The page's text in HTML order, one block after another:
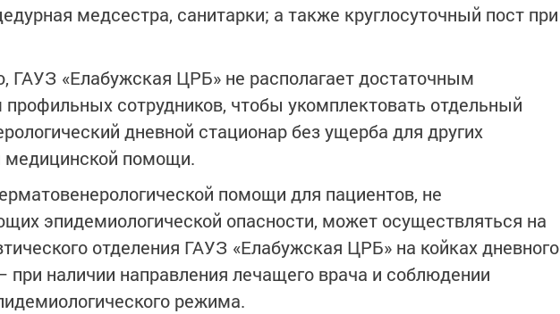
медсестра, санитарки; а также круглосуточный пост при
ГАУЗ «Елабужская ЦРБ» не располагает достаточным
профильных сотрудников, чтобы укомплектовать отдельный
дневной стационар без ущерба для других
медицинской помощи.
помощи для пациентов, не
эпидемиологической опасности, может осуществляться на
отделения ГАУЗ «Елабужская ЦРБ» на койках дневного
при наличии направления лечащего врача и соблюдении
режима.